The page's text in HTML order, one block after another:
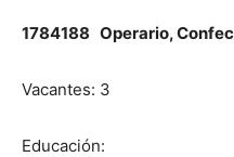
1784188 Operario,
Vacantes: 3
Educación: